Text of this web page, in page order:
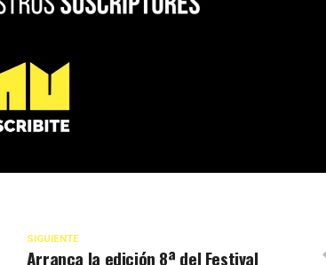
SIGUIENTE
Arranca la edición 8ª del Festival